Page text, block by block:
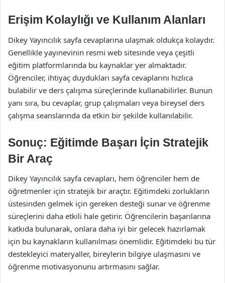
Erişim Kolaylığı ve Kullanım Alanları
Dikey Yayıncılık sayfa cevaplarına ulaşmak oldukça kolaydır.
Genellikle yayınevinin resmi web sitesinde veya çeşitli
eğitim platformlarında bu kaynaklar yer almaktadır.
Öğrenciler, ihtiyaç duydukları sayfa cevaplarını hızlıca
bulabilir ve ders çalışma süreçlerinde kullanabilirler. Bunun
yanı sıra, bu cevaplar, grup çalışmaları veya bireysel ders
çalışma seanslarında da etkin bir şekilde kullanılabilir.
Sonuç: Eğitimde Başarı İçin Stratejik
Bir Araç
Dikey Yayıncılık sayfa cevapları, hem öğrenciler hem de
öğretmenler için stratejik bir araçtır. Eğitimdeki zorlukların
üstesinden gelmek için gereken desteği sunar ve öğrenme
süreçlerini daha etkili hale getirir. Öğrencilerin başarılarına
katkıda bulunarak, onlara daha iyi bir gelecek hazırlamak
için bu kaynakların kullanılması önemlidir. Eğitimdeki bu tür
destekleyici materyaller, bireylerin bilgiye ulaşmasını ve
öğrenme motivasyonunu artırmasını sağlar.